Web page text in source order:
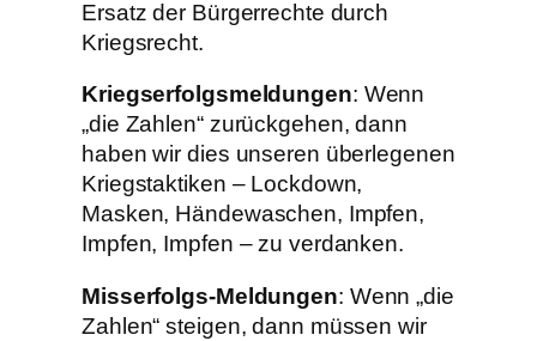
Ersatz der Bürgerrechte durch
Kriegsrecht.
Kriegserfolgsmeldungen: Wenn
„die Zahlen“ zurückgehen, dann
haben wir dies unseren überlegenen
Kriegstaktiken – Lockdown,
Masken, Händewaschen, Impfen,
Impfen, Impfen – zu verdanken.
Misserfolgs-Meldungen: Wenn „die
Zahlen“ steigen, dann müssen wir